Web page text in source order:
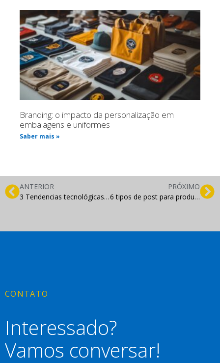
Branding: o impacto da personalização em
embalagens e uniformes
Saber mais »
ANTERIOR
3 Tendencias tecnológicas sobre blogs e sites para ficar de olho
PRÓXIMO
6 tipos de post para produzir em seu blog
CONTATO
Interessado?
Vamos conversar!